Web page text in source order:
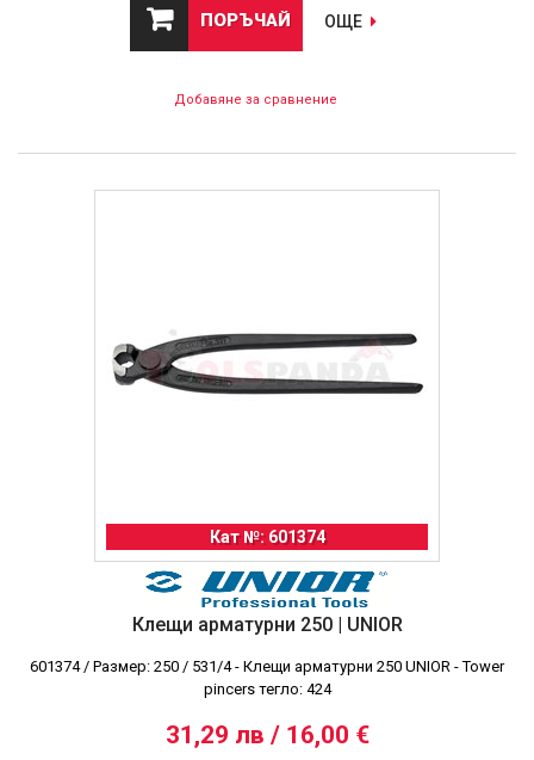
ПОРЪЧАЙ ОЩЕ
Добавяне за сравнение
Кат №: 601374
Клещи арматурни 250 | UNIOR
601374 / Размер: 250 / 531/4 - Клещи арматурни 250 UNIOR - Tower
pincers тегло: 424
31,29 лв / 16,00 €